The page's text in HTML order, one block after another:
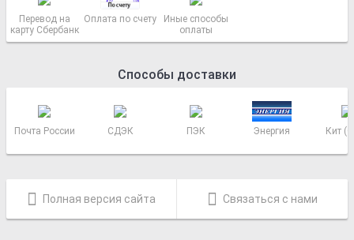
Перевод на
карту Сбербанк
Оплата по счету
Иные способы
оплаты
Способы доставки
Почта России СДЭК ПЭК Энергия Кит
Полная версия сайта Связаться с нами